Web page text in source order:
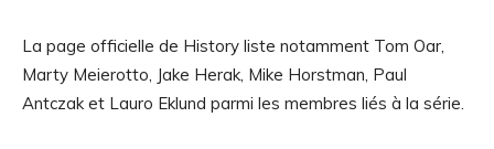
La page officielle de History liste notamment Tom Oar,
Marty Meierotto, Jake Herak, Mike Horstman, Paul
Antczak et Lauro Eklund parmi les membres liés à la série.